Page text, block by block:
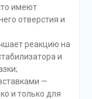
имеют
отверстия и
реакцию на
и
—
и только для